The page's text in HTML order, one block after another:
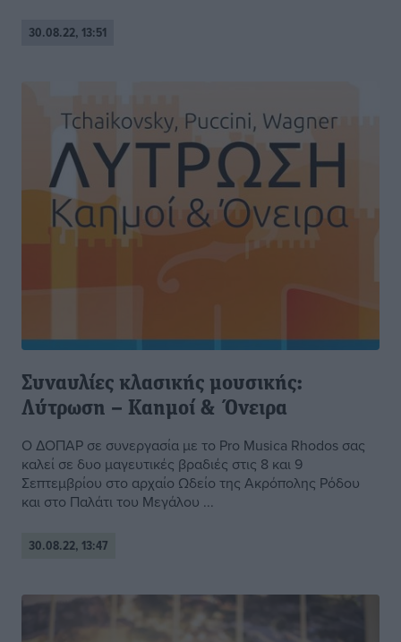
30.08.22, 13:51
Συναυλίες κλασικής μουσικής:
Λύτρωση – Καημοί & Όνειρα
Ο ΔΟΠΑΡ σε συνεργασία με το Pro Musica Rhodos σας
καλεί σε δυο μαγευτικές βραδιές στις 8 και 9
Σεπτεμβρίου στο αρχαίο Ωδείο της Ακρόπολης Ρόδου
και στο Παλάτι του Μεγάλου ...
30.08.22, 13:47